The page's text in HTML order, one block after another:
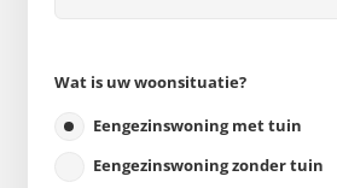
Wat is uw woonsituatie?
Eengezinswoning met tuin
Eengezinswoning zonder tuin